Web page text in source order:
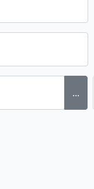
...